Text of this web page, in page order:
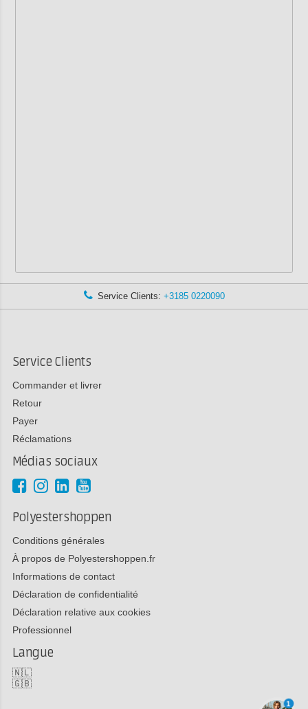
Service Clients: +3185 0220090
Service Clients
Commander et livrer
Retour
Payer
Réclamations
Médias sociaux
Polyestershoppen
Conditions générales
À propos de Polyestershoppen.fr
Informations de contact
Déclaration de confidentialité
Déclaration relative aux cookies
Professionnel
Langue
🇳🇱
🇬🇧
1